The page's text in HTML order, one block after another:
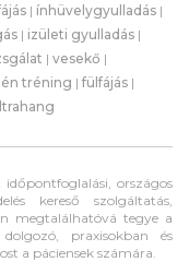
| ínhüvelygyulladás |
| izületi gyulladás |
| vesekő |
tréning |fülfájás |
országos
kereső szolgáltatás,
megtalálhatóvá tegye a
praxisokban és
a páciensek számára.